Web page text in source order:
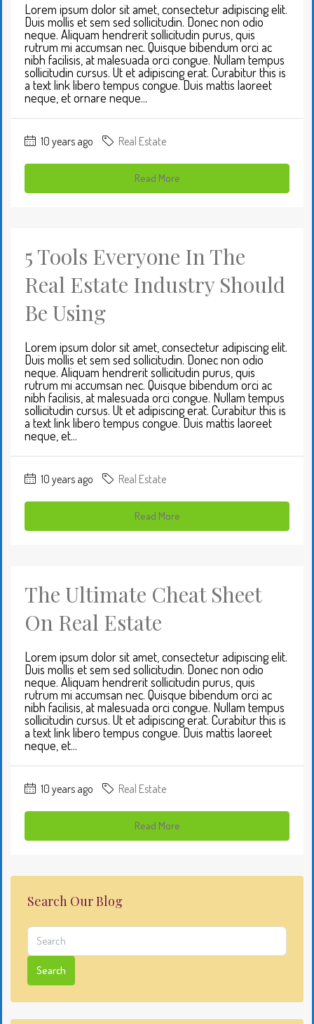
Lorem ipsum dolor sit amet, consectetur adipiscing elit.
Duis mollis et sem sed sollicitudin. Donec non odio
neque. Aliquam hendrerit sollicitudin purus, quis
rutrum mi accumsan nec. Quisque bibendum orci ac
nibh facilisis, at malesuada orci congue. Nullam tempus
sollicitudin cursus. Ut et adipiscing erat. Curabitur this is
a text link libero tempus congue. Duis mattis laoreet
neque, et ornare neque...
10 years ago Real Estate
Read More
5 Tools Everyone In The
Real Estate Industry Should
Be Using
Lorem ipsum dolor sit amet, consectetur adipiscing elit.
Duis mollis et sem sed sollicitudin. Donec non odio
neque. Aliquam hendrerit sollicitudin purus, quis
rutrum mi accumsan nec. Quisque bibendum orci ac
nibh facilisis, at malesuada orci congue. Nullam tempus
sollicitudin cursus. Ut et adipiscing erat. Curabitur this is
a text link libero tempus congue. Duis mattis laoreet
neque, et...
10 years ago Real Estate
Read More
The Ultimate Cheat Sheet
On Real Estate
Lorem ipsum dolor sit amet, consectetur adipiscing elit.
Duis mollis et sem sed sollicitudin. Donec non odio
neque. Aliquam hendrerit sollicitudin purus, quis
rutrum mi accumsan nec. Quisque bibendum orci ac
nibh facilisis, at malesuada orci congue. Nullam tempus
sollicitudin cursus. Ut et adipiscing erat. Curabitur this is
a text link libero tempus congue. Duis mattis laoreet
neque, et...
10 years ago Real Estate
Read More
Search Our Blog
Search